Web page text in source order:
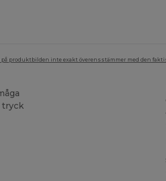
produktbilden inte exakt överensstämmer med den
tryck